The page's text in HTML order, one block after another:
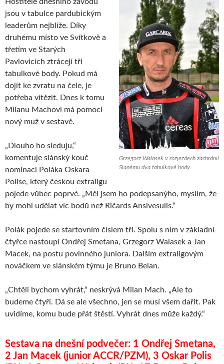
Grzegorz Walasek v rozjezdech zachránil
Slanému dva tabulkové body
jsou v tabulce pardubickým
leaderům nejblíže. Díky
druhému místo ve Svítkově a
třetím ve Starých
Pavlovicích ztrácejí tři
tabulkové body. Pokud má
dojít ke zvratu na čele, je
potřeba vítězit. Dnes k tomu
Milanu Machovi má pomoci
nový muž v sestavě.
„Dlouho ho sleduju,“
komentuje slánský kouč
nominaci Poláka Oskara
Polise, který českou extraligu
pojede vůbec poprvé. „Měl jsem ho podepsanýho, myslím, že
by mohl udělat víc bodů než Ričards Ansivesulis.“
Polák pojede se startovním číslem tři. Spolu s ním v základní
čtyřce nastoupí Ondřej Smetana, Grzegorz Walasek a Jan
Macek, na postu povinného juniora. Dalším extraligovým
nováčkem ve slánském týmu je Bruno Belan.
„Chtěli bychom vyhrát,“ neskrývá Milan Mach. „Ale to
budeme čtyři. Dá se ale všechno, jen se musí všem dařit. Pak
uvidíme, komu bude přát štěstí. Vyhrát dnes může každý.“
Sestava na dnešní podvečer: 1 Ondřej Smetana,
2 Jan Macek (junior ACCR/PZM), 3 Oskar Polis